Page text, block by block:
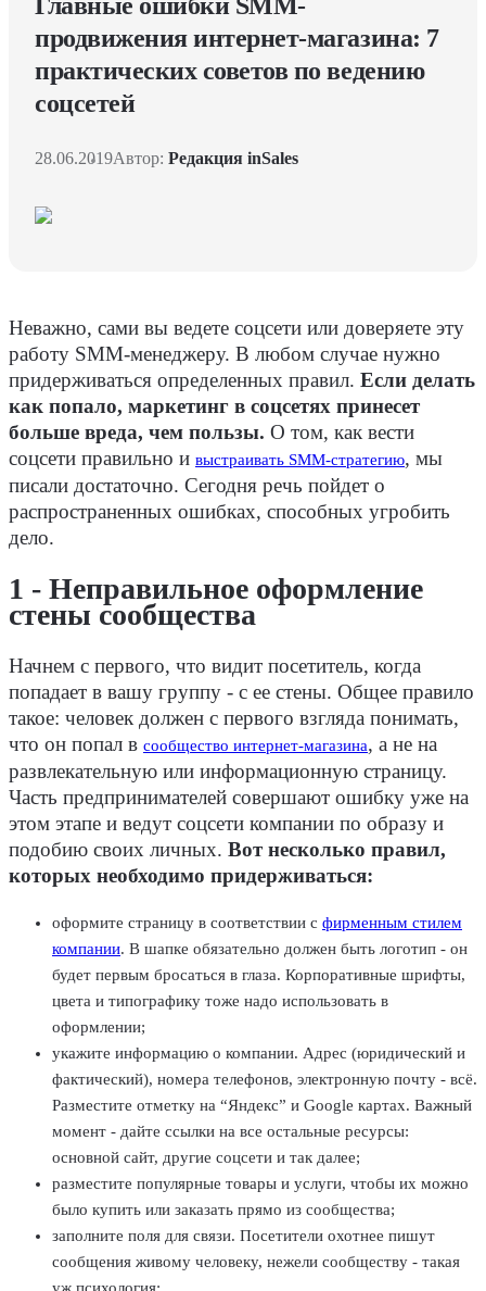
продвижения интернет-магазина: 7
практических советов по ведению
соцсетей
28.06.2019Автор: Редакция inSales
Неважно, сами вы ведете соцсети или доверяете эту
работу SMM-менеджеру. В любом случае нужно
придерживаться определенных правил. Если делать
как попало, маркетинг в соцсетях принесет
больше вреда, чем пользы. О том, как вести
соцсети правильно и выстраивать SMM-стратегию, мы
писали достаточно. Сегодня речь пойдет о
распространенных ошибках, способных угробить
дело.
1 - Неправильное оформление
стены сообщества
Начнем с первого, что видит посетитель, когда
попадает в вашу группу - с ее стены. Общее правило
такое: человек должен с первого взгляда понимать,
что он попал в сообщество интернет-магазина, а не на
развлекательную или информационную страницу.
Часть предпринимателей совершают ошибку уже на
этом этапе и ведут соцсети компании по образу и
подобию своих личных. Вот несколько правил,
которых необходимо придерживаться:
оформите страницу в соответствии с фирменным стилем
компании. В шапке обязательно должен быть логотип - он
будет первым бросаться в глаза. Корпоративные шрифты,
цвета и типографику тоже надо использовать в
оформлении;
укажите информацию о компании. Адрес (юридический и
фактический), номера телефонов, электронную почту - всё.
Разместите отметку на “Яндекс” и Google картах. Важный
момент - дайте ссылки на все остальные ресурсы:
основной сайт, другие соцсети и так далее;
разместите популярные товары и услуги, чтобы их можно
было купить или заказать прямо из сообщества;
заполните поля для связи. Посетители охотнее пишут
сообщения живому человеку, нежели сообществу - такая
уж психология;